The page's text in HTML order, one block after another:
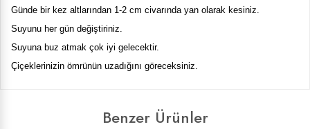
Günde bir kez altlarından 1-2 cm civarında yan olarak kesiniz.
Suyunu her gün değiştiriniz.
Suyuna buz atmak çok iyi gelecektir.
Çiçeklerinizin ömrünün uzadığını göreceksiniz.
Benzer Ürünler